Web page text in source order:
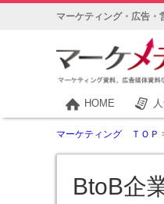
マーケティング・広告・
HOME
マーケティング ＴＯＰ
BtoB企